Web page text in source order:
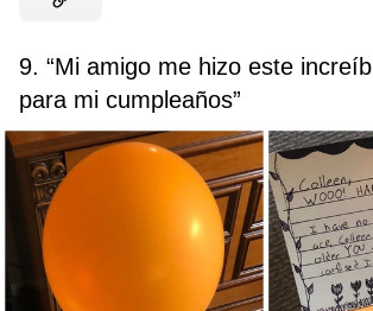
9. “Mi amigo me hizo este
para mi cumpleaños”